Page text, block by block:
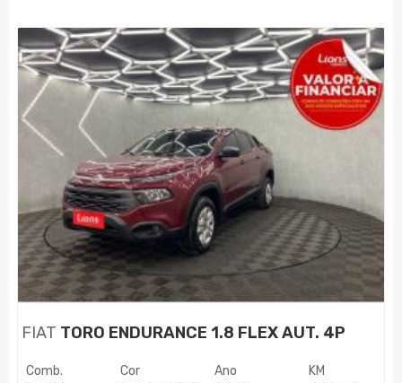
FIAT TORO ENDURANCE 1.8 FLEX AUT. 4P
Comb. Cor Ano KM